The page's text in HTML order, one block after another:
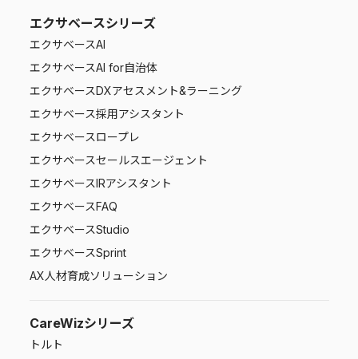
エクサベースシリーズ
エクサベースAI
エクサベースAI for自治体
エクサベースDXアセスメント&ラーニング
エクサベース採用アシスタント
エクサベースロープレ
エクサベースセールスエージェント
エクサベースIRアシスタント
エクサベースFAQ
エクサベースStudio
エクサベースSprint
AX人材育成ソリューション
CareWizシリーズ
トルト